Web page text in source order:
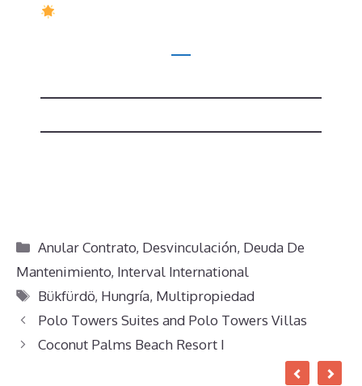
Categorías
Anular Contrato, Desvinculación, Deuda De
Mantenimiento, Interval International
Etiquetas
Bükfürdö, Hungría, Multipropiedad
Polo Towers Suites and Polo Towers Villas
Coconut Palms Beach Resort I